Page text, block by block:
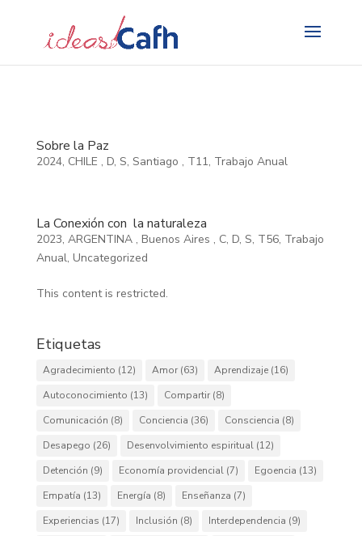
Sobre la Paz
2024, CHILE , D, S, Santiago , T11, Trabajo Anual
La Conexión con la naturaleza
2023, ARGENTINA , Buenos Aires , C, D, S, T56, Trabajo
Anual, Uncategorized
This content is restricted.
Etiquetas
Agradecimiento (12) Amor(63) Aprendizaje(16)
Autoconocimiento (13) Compartir(8)
Comunicación (8) Conciencia (36) Consciencia (8)
Desapego (26) Desenvolvimiento espiritual(12)
Detención (9) Economía providencial(7) Egoencia (13)
Empatía (13) Energía (8) Enseñanza (7)
Experiencias (17) Inclusión (8) Interdependencia (9)